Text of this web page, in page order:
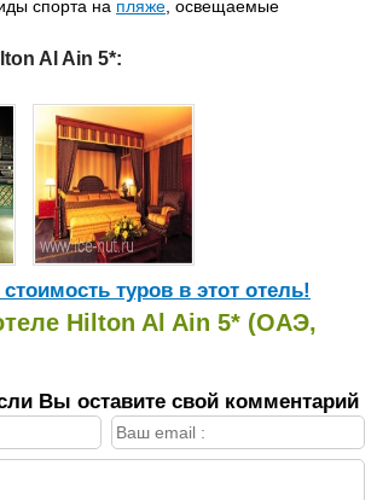
спорта на пляже , освещаемые
Al Ain 5*:
туров в этот отель!
Hilton Al Ain 5* (ОАЭ,
Вы оставите свой комментарий